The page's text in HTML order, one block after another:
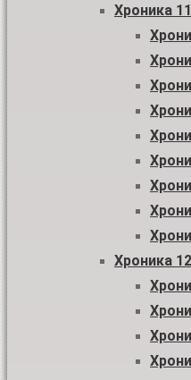
Хроника
Хроника